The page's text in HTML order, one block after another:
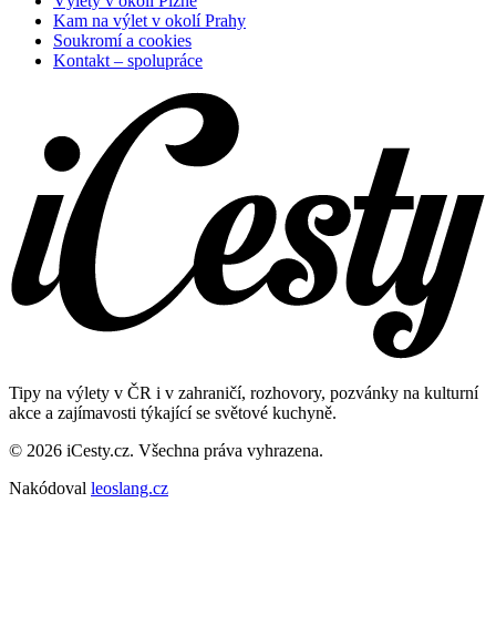
Kam na výlet v okolí Prahy
Soukromí a cookies
Kontakt – spolupráce
Tipy na výlety v ČR i v zahraničí, rozhovory, pozvánky na kulturní
akce a zajímavosti týkající se světové kuchyně.
© 2026 iCesty.cz. Všechna práva vyhrazena.
Nakódoval leoslang.cz